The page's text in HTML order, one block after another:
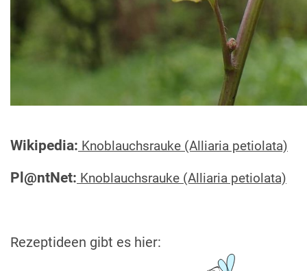
Wikipedia: Knoblauchsrauke (Alliaria petiolata)
Pl@ntNet: Knoblauchsrauke (Alliaria petiolata)
Rezeptideen gibt es hier: